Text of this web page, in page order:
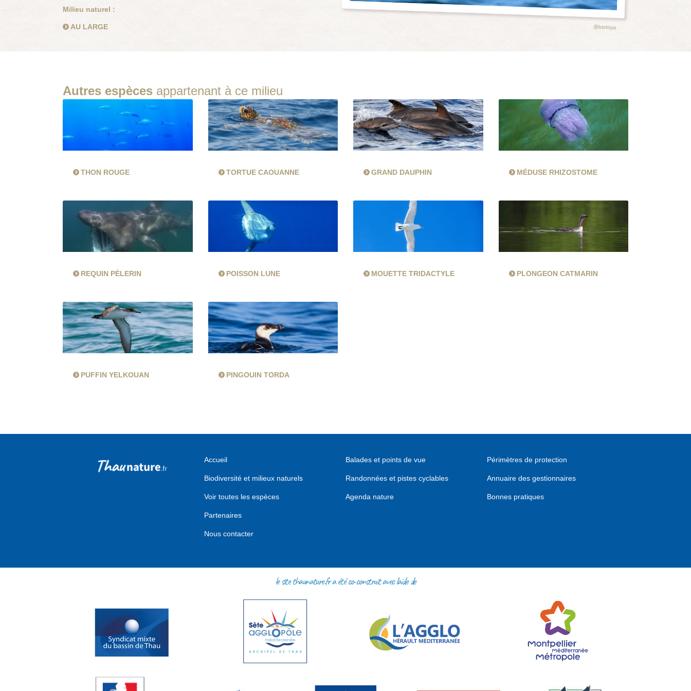
Milieu naturel :
AU LARGE @biotope
Autres espèces appartenant à ce milieu
THON ROUGE TORTUE CAOUANNE GRAND DAUPHIN MÉDUSE RHIZOSTOME
REQUIN PÈLERIN POISSON LUNE MOUETTE TRIDACTYLE PLONGEON CATMARIN
PUFFIN YELKOUAN PINGOUIN TORDA
Accueil
Biodiversité et milieux naturels
Voir toutes les espèces
Partenaires
Nous contacter
Balades et points de vue
Randonnées et pistes cyclables
Agenda nature
Périmètres de protection
Annuaire des gestionnaires
Bonnes pratiques
le site thaunature.fr a été co-construit avec l'aide de